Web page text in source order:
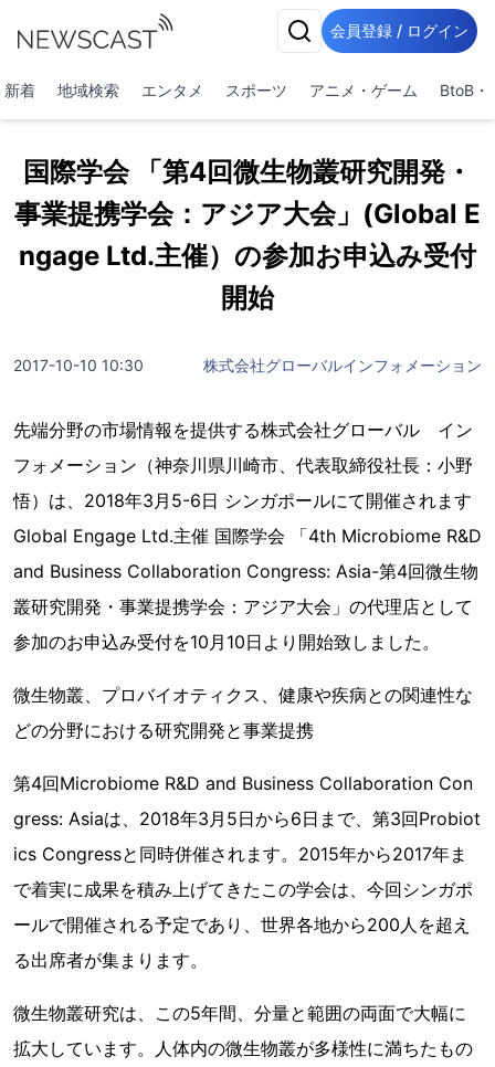
会員登録 / ログイン
新着 地域検索 エンタメ スポーツ アニメ・ゲーム BtoB・
国際学会 「第4回微生物叢研究開発・
事業提携学会：アジア大会」(Global E
ngage Ltd.主催）の参加お申込み受付
開始
2017-10-10 10:30 株式会社グローバルインフォメーション
先端分野の市場情報を提供する株式会社グローバル イン
フォメーション（神奈川県川崎市、代表取締役社長：小野
悟）は、2018年3月5-6日 シンガポールにて開催されます
Global Engage Ltd.主催 国際学会 「4th Microbiome R&D
and Business Collaboration Congress: Asia-第4回微生物
叢研究開発・事業提携学会：アジア大会」の代理店として
参加のお申込み受付を10月10日より開始致しました。
微生物叢、プロバイオティクス、健康や疾病との関連性な
どの分野における研究開発と事業提携
第4回Microbiome R&D and Business Collaboration Con
gress: Asiaは、2018年3月5日から6日まで、第3回Probiot
ics Congressと同時併催されます。2015年から2017年ま
で着実に成果を積み上げてきたこの学会は、今回シンガポ
ールで開催される予定であり、世界各地から200人を超え
る出席者が集まります。
微生物叢研究は、この5年間、分量と範囲の両面で大幅に
拡大しています。人体内の微生物叢が多様性に満ちたもの